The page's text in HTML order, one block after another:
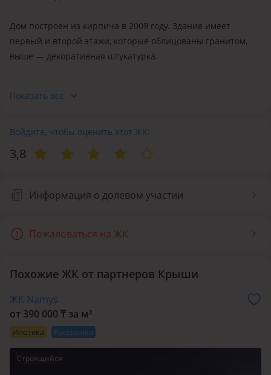
Дом построен из кирпича в 2009 году. Здание имеет
первый и второй этажи, которые облицованы гранитом,
выше — декоративная штукатурка.
квартиры различной площади и планировки. Площадь
от 29 до 135 кв. м. В некоторых квартирах выйти в лоджию
можно из нескольких смежных комнат. Подъезды
ЖК оборудованы скоростными бесшумными лифтами без
Показать все
Войдите, чтобы оценить этот ЖК:
3,8
Информация о долевом участии
Пожаловаться на ЖК
Похожие ЖК от партнеров Крыши
ЖК Namys
от 390 000 ₸ за м²
Ипотека Рассрочка
Строящийся